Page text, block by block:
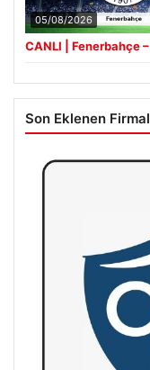
05/08/2026
CANLI | Fenerbahçe
Son Eklenen